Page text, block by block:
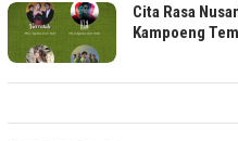
Cita Rasa
Kampoeng